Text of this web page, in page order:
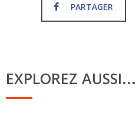
PARTAGER
EXPLOREZ AUSSI...